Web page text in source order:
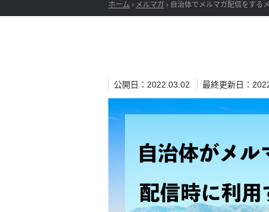
ホーム › メルマガ › 自治体でメルマガ配信をする
公開日：2022.03.02 最終更新日：